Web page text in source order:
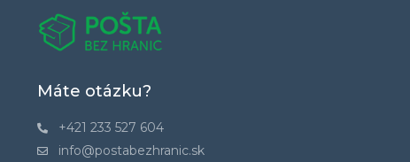
Máte otázku?
+421 233 527 604
info@postabezhranic.sk